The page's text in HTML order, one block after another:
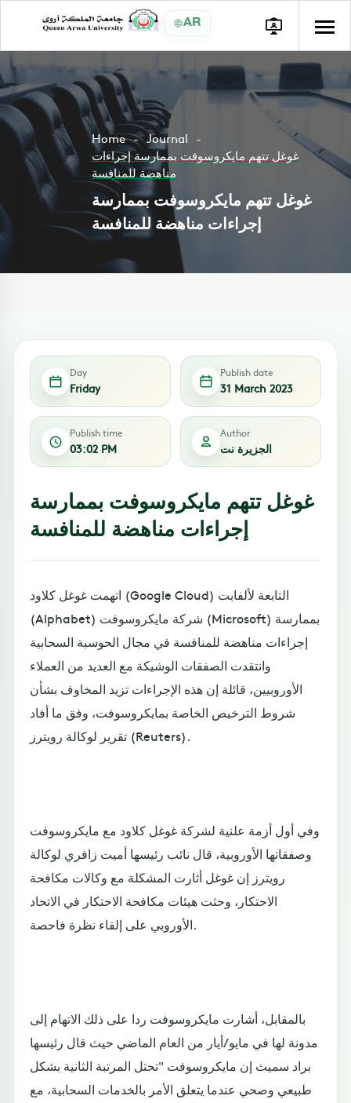
AR
Home
Journal
غوغل تتهم مايكروسوفت بممارسة إجراءات
مناهضة للمنافسة
غوغل تتهم مايكروسوفت بممارسة
إجراءات مناهضة للمنافسة
Day
Friday
Publish date
31 March 2023
Publish time
03:02 PM
Author
الجزيرة نت
غوغل تتهم مايكروسوفت بممارسة
إجراءات مناهضة للمنافسة
اتهمت غوغل كلاود (Google Cloud) التابعة لألفابت
(Alphabet) شركة مايكروسوفت (Microsoft) بممارسة
إجراءات مناهضة للمنافسة في مجال الحوسبة السحابية
وانتقدت الصفقات الوشيكة مع العديد من العملاء
الأوروبيين، قائلة إن هذه الإجراءات تزيد المخاوف بشأن
شروط الترخيص الخاصة بمايكروسوفت، وفق ما أفاد
تقرير لوكالة رويترز (Reuters).
وفي أول أزمة علنية لشركة غوغل كلاود مع مايكروسوفت
وصفقاتها الأوروبية، قال نائب رئيسها أميت زافري لوكالة
رويترز إن غوغل أثارت المشكلة مع وكالات مكافحة
الاحتكار، وحثت هيئات مكافحة الاحتكار في الاتحاد
الأوروبي على إلقاء نظرة فاحصة.
بالمقابل، أشارت مايكروسوفت ردا على ذلك الاتهام إلى
مدونة لها في مايو/أيار من العام الماضي حيث قال رئيسها
براد سميث إن مايكروسوفت "تحتل المرتبة الثانية بشكل
طبيعي وصحي عندما يتعلق الأمر بالخدمات السحابية، مع